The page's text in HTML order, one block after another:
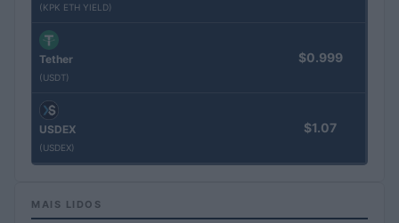
(KPK ETH YIELD)
Tether
(USDT)
$0.999
USDEX
(USDEX)
$1.07
MAIS LIDOS